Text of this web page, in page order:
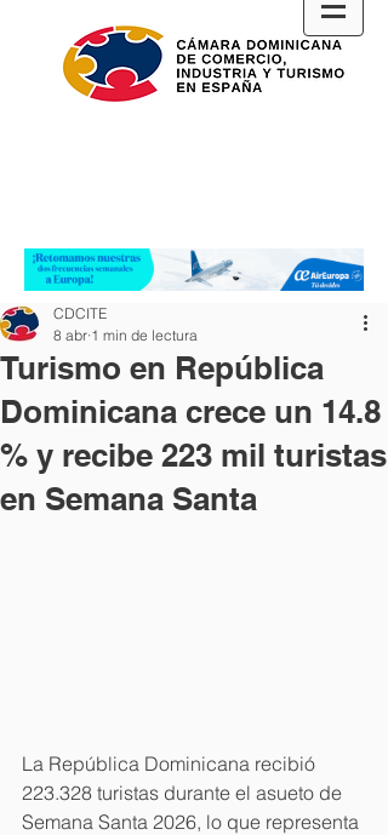
Turismo en República
Dominicana crece un 14.8
% y recibe 223 mil turistas
en Semana Santa
CDCITE
8 abr 1 min de lectura
La República Dominicana recibió
223.328 turistas durante el asueto de
Semana Santa 2026, lo que representa